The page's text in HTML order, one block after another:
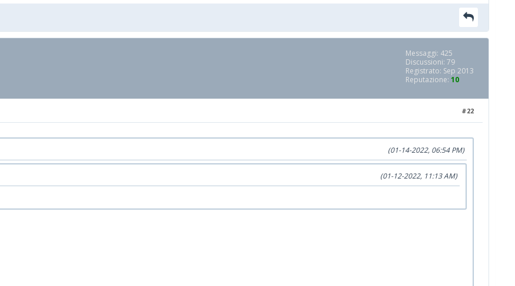
Messaggi: 425
Discussioni: 79
Registrato: Sep 2013
Reputazione: 10
#22
(01-14-2022, 06:54 PM)
(01-12-2022, 11:13 AM)